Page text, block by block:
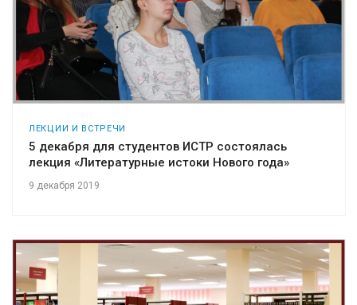
ЛЕКЦИИ И ВСТРЕЧИ
5 декабря для студентов ИСТР состоялась
лекция «Литературные истоки Нового года»
9 декабря 2019